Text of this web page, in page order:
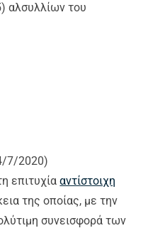
αλσυλλίων του
7/2020)
επιτυχίααντίστοιχη
της οποίας, με την
συνεισφορά των